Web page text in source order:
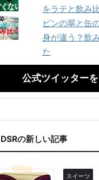
をラテと飲み
ビンの翠と缶
身が違う？飲
た
公式ツイッター
DSRの新しい記事
スイーツ